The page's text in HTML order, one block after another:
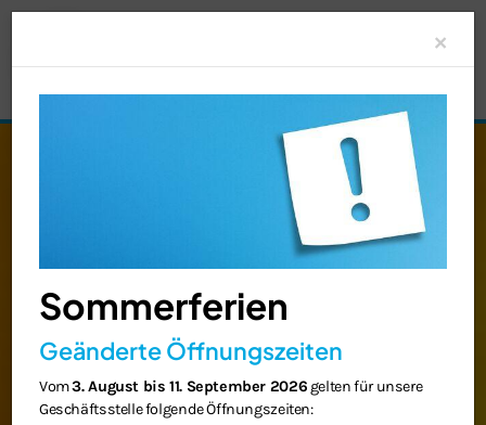
×
Sommerferien
Geänderte Öffnungszeiten
Vom3. August bis 11. September 2026 gelten für unsere
Geschäftsstelle folgende Öffnungszeiten: